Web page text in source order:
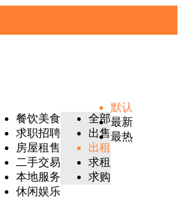
餐饮美食
求职招聘
房屋租售
二手交易
本地服务
休闲娱乐
全部
出售
出租
求租
求购
默认
最新
最热